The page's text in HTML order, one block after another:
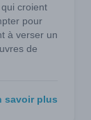
croient
pour
à verser un
de
savoir plus